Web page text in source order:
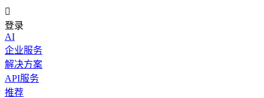

登录
AI
企业服务
解决方案
API服务
推荐